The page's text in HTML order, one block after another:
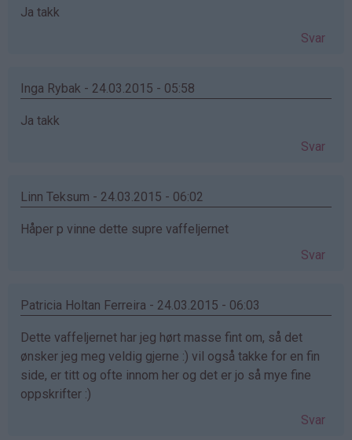
Ja takk
Svar
Inga Rybak - 24.03.2015 - 05:58
Ja takk
Svar
Linn Teksum - 24.03.2015 - 06:02
Håper p vinne dette supre vaffeljernet
Svar
Patricia Holtan Ferreira - 24.03.2015 - 06:03
Dette vaffeljernet har jeg hørt masse fint om, så det
ønsker jeg meg veldig gjerne :) vil også takke for en fin
side, er titt og ofte innom her og det er jo så mye fine
oppskrifter :)
Svar